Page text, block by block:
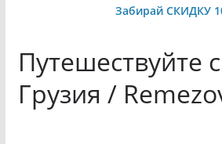
Забирай СКИДКУ
Путешествуйте
Грузия /